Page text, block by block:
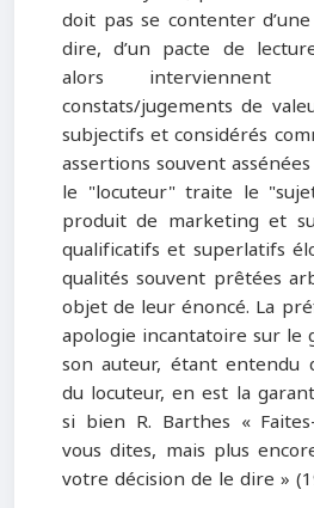
doit pas se contenter
dire, d’un pacte de
alors
constats/jugements de
subjectifs et considérés
assertions souvent
le "locuteur" traite le
produit de marketing et
qualificatifs et superlatifs
qualités souvent prêtées
objet de leur énoncé. La
apologie incantatoire sur le
son auteur, étant entendu
du locuteur, en est la
si bien R. Barthes «
vous dites, mais plus
votre décision de le dire »